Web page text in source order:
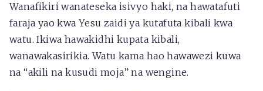
Wanafikiri wanateseka isivyo haki, na hawatafuti
faraja yao kwa Yesu zaidi ya kutafuta kibali kwa
watu. Ikiwa hawakidhi kupata kibali,
wanawakasirikia. Watu kama hao hawawezi kuwa
na “akili na kusudi moja” na wengine.